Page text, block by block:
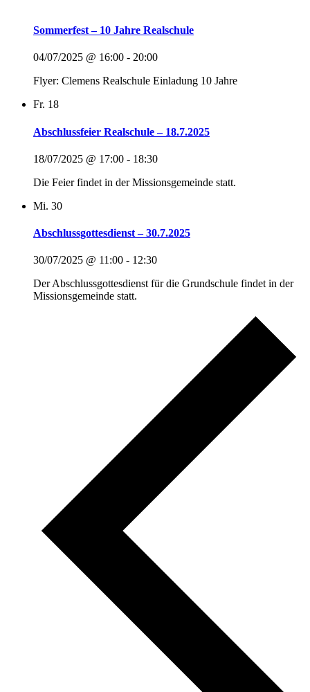
Sommerfest – 10 Jahre Realschule
04/07/2025 @ 16:00 - 20:00
Flyer: Clemens Realschule Einladung 10 Jahre
Fr. 18
Abschlussfeier Realschule – 18.7.2025
18/07/2025 @ 17:00 - 18:30
Die Feier findet in der Missionsgemeinde statt.
Mi. 30
Abschlussgottesdienst – 30.7.2025
30/07/2025 @ 11:00 - 12:30
Der Abschlussgottesdienst für die Grundschule findet in der
Missionsgemeinde statt.